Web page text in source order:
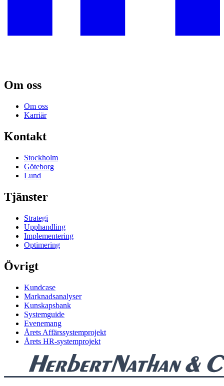
Om oss
Om oss
Karriär
Kontakt
Stockholm
Göteborg
Lund
Tjänster
Strategi
Upphandling
Implementering
Optimering
Övrigt
Kundcase
Marknadsanalyser
Kunskapsbank
Systemguide
Evenemang
Årets Affärssystemprojekt
Årets HR-systemprojekt